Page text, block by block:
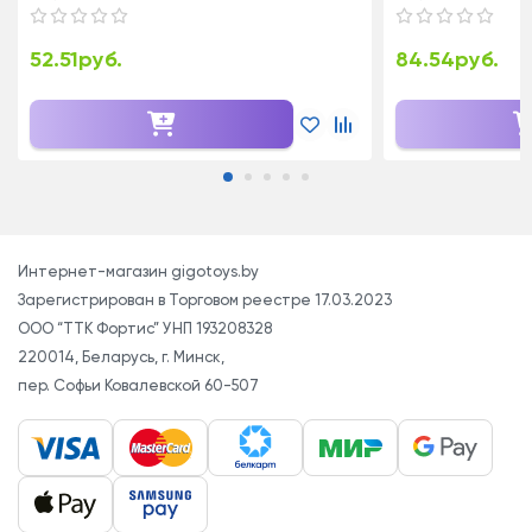
у него получаются: вертолетом, обычным и
и подъемным краном, багги и 3 видами гоночных
автомобилей.
Насыщенная цветовая гамма деталей позволяет
соединений кубиков между собой и с другими
элементами огромно - это буквально миллионы
вариантов. Для прочного соединения детали
необходимо повернуть относительно друг друга, как
бы вкручивая, а чтобы легко разъединить
необходимо повернуть относительно друг друга,
немного выкручивая. Благодаря такому соединению
модели получаются очень прочными.
Все детали из серии "Собери кубики" совместимы
52.51руб. 84.54руб.
Интернет-магазин gigotoys.by
Зарегистрирован в Торговом реестре 17.03.2023
ООО “ТТК Фортис” УНП 193208328
220014, Беларусь, г. Минск,
пер. Софьи Ковалевской 60-507